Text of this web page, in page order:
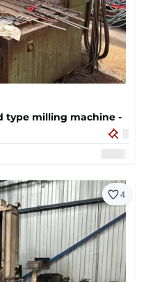
type milling machine -
4